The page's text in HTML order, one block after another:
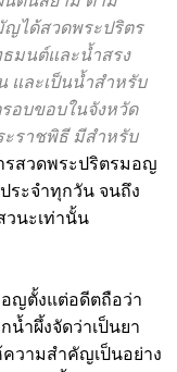
นดินสยาม ตาม
ได้สวดพระปริตร
มนต์และน้ำสรง
และเป็นน้ำสำหรับ
อบขอบในจังหวัด
ราชพิธี มีสำหรับ
รสวดพระปริตรมอญ
ะจำทุกวัน จนถึง
ญตั้งแต่อดีตถือว่า
น้ำผึ้งจัดว่าเป็นยา